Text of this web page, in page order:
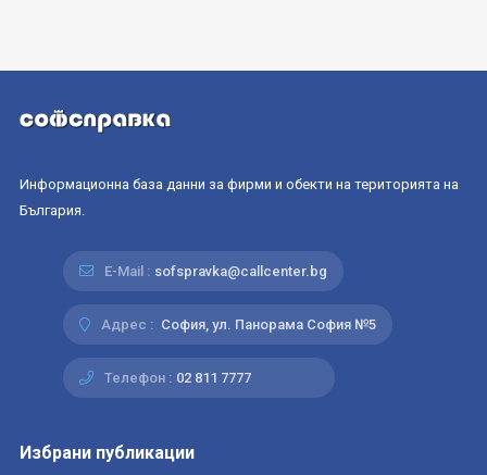
Информационна база данни за фирми и обекти на територията на
България.
E-Mail : sofspravka@callcenter.bg
Адрес : София, ул. Панорама София №5
Телефон : 02 811 7777
Избрани публикации